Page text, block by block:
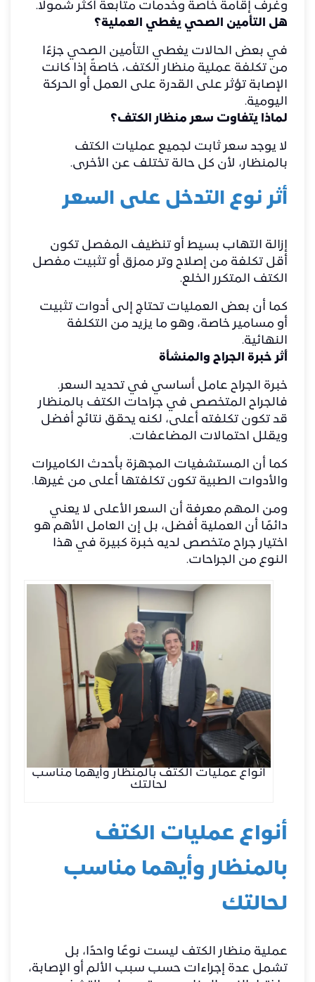
وغرف إقامة خاصة وخدمات متابعة أكثر شمولًا.
هل التأمين الصحي يغطي العملية؟
في بعض الحالات يغطي التأمين الصحي جزءًا
من تكلفة عملية منظار الكتف، خاصةً إذا كانت
الإصابة تؤثر على القدرة على العمل أو الحركة
اليومية.
لماذا يتفاوت سعر منظار الكتف؟
لا يوجد سعر ثابت لجميع عمليات الكتف
بالمنظار، لأن كل حالة تختلف عن الأخرى.
أثر نوع التدخل على السعر
إزالة التهاب بسيط أو تنظيف المفصل تكون
أقل تكلفة من إصلاح وتر ممزق أو تثبيت مفصل
الكتف المتكرر الخلع.
كما أن بعض العمليات تحتاج إلى أدوات تثبيت
أو مسامير خاصة، وهو ما يزيد من التكلفة
النهائية.
أثر خبرة الجراح والمنشأة
خبرة الجراح عامل أساسي في تحديد السعر.
فالجراح المتخصص في جراحات الكتف بالمنظار
قد تكون تكلفته أعلى، لكنه يحقق نتائج أفضل
ويقلل احتمالات المضاعفات.
كما أن المستشفيات المجهزة بأحدث الكاميرات
والأدوات الطبية تكون تكلفتها أعلى من غيرها.
ومن المهم معرفة أن السعر الأعلى لا يعني
دائمًا أن العملية أفضل، بل إن العامل الأهم هو
اختيار جراح متخصص لديه خبرة كبيرة في هذا
النوع من الجراحات.
أنواع عمليات الكتف بالمنظار وأيهما مناسب
لحالتك
أنواع عمليات الكتف
بالمنظار وأيهما مناسب
لحالتك
عملية منظار الكتف ليست نوعًا واحدًا، بل
تشمل عدة إجراءات حسب سبب الألم أو الإصابة،